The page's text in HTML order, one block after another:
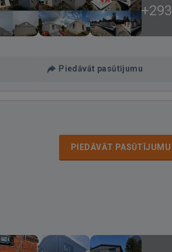
+293
Piedāvāt pasūtījumu
PIEDĀVĀT PASŪTĪJUMU